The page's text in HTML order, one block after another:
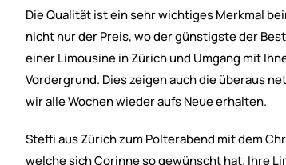
Die Qualität ist ein sehr wichtiges Merkmal
nicht nur der Preis, wo der günstigste der
einer Limousine in Zürich und Umgang mit
Vordergrund. Dies zeigen auch die überaus
wir alle Wochen wieder aufs Neue erhalten.
Steffi aus Zürich zum Polterabend mit dem
welche sich Corinne so gewünscht hat. Ihre